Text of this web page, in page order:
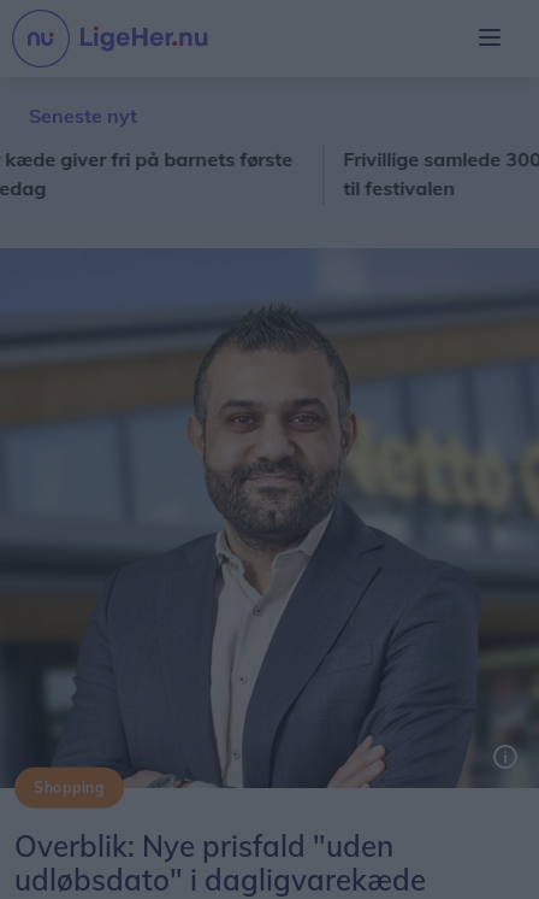
Seneste nyt
giver fri på barnets første
Frivillige samlede 3000
til festivalen
Shopping
Overblik: Nye prisfald "uden
udløbsdato" i dagligvarekæde